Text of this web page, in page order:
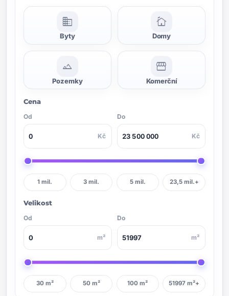
domain
Byty
cottage
Domy
landscape
Pozemky
storefront
Komerční
Cena
Od
Kč
Do
Kč
1 mil. 3 mil. 5 mil. 23,5 mil.+
Velikost
Od
m²
Do
m²
30 m² 50 m² 100 m² 51997 m²+